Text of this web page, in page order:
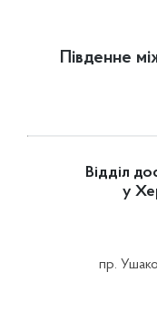
Південне
Відділ
у
пр.